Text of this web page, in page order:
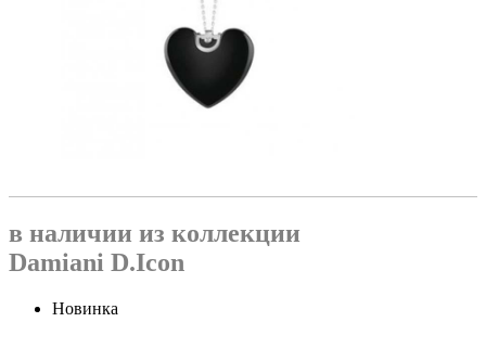
в наличии из коллекции
Damiani D.Icon
Новинка